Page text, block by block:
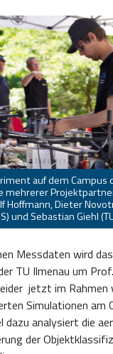
auf dem Campus
mehrerer
Hoffmann, Dieter
und Sebastian Giehl
Messdaten wird das
TU Ilmenau um
jetzt im
Simulationen am
dazu analysiert die
der